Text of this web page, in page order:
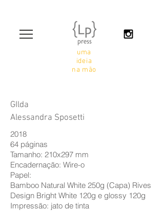
uma
ideia
na mão
GIlda
Alessandra Sposetti
2018
64 páginas
Tamanho: 210x297 mm
Encadernação: Wire-o
Papel:
Bamboo Natural White 250g (Capa) Rives
Design Bright White 120g e glossy 120g
Impressão: jato de tinta